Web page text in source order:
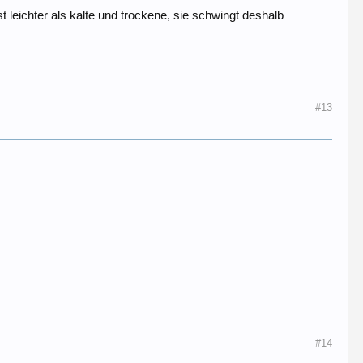
leichter als kalte und trockene, sie schwingt deshalb
#13
#14